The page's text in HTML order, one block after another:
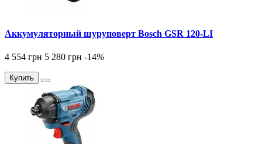
Аккумуляторный шуруповерт Bosch GSR 120-LI
4 554 грн 5 280 грн -14%
Купить